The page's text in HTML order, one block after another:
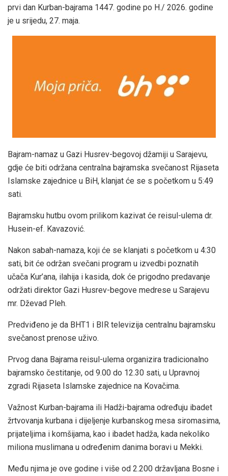
prvi dan Kurban-bajrama 1447. godine po H./ 2026. godine
je u srijedu, 27. maja.
Bajram-namaz u Gazi Husrev-begovoj džamiji u Sarajevu,
gdje će biti održana centralna bajramska svečanost Rijaseta
Islamske zajednice u BiH, klanjat će se s početkom u 5:49
sati.
Bajramsku hutbu ovom prilikom kazivat će reisul-ulema dr.
Husein-ef. Kavazović.
Nakon sabah-namaza, koji će se klanjati s početkom u 4:30
sati, bit će održan svečani program u izvedbi poznatih
učača Kur’ana, ilahija i kasida, dok će prigodno predavanje
održati direktor Gazi Husrev-begove medrese u Sarajevu
mr. Dževad Pleh.
Predviđeno je da BHT1 i BIR televizija centralnu bajramsku
svečanost prenose uživo.
Prvog dana Bajrama reisul-ulema organizira tradicionalno
bajramsko čestitanje, od 9.00 do 12.30 sati, u Upravnoj
zgradi Rijaseta Islamske zajednice na Kovačima.
Važnost Kurban-bajrama ili Hadži-bajrama određuju ibadet
žrtvovanja kurbana i dijeljenje kurbanskog mesa siromasima,
prijateljima i komšijama, kao i ibadet hadža, kada nekoliko
miliona muslimana u određenim danima boravi u Mekki.
Među njima je ove godine i više od 2.200 državljana Bosne i